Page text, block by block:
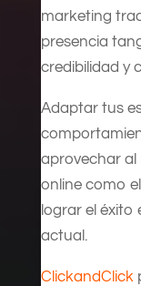
marketing
presencia
credibilidad y
Adaptar tus
aprovechar
online como
lograr el éxito
actual.
ClickandClick